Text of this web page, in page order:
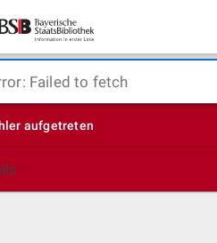
Failed to fetch
aufgetreten